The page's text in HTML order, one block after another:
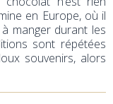
en Europe, où il
manger durant les
sont répétées
souvenirs, alors